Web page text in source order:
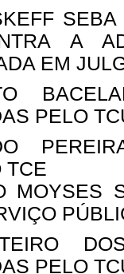
SEBA
A
EM
PELO
TCE
MOYSES
PELO